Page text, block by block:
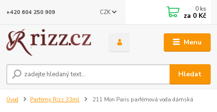
Menu
CZK
Hledat
+420 604 250 909 0 ks
za 0 Kč
Úvod Parfémy Rizz 33ml 211 Mon Paris parfémová voda dámská